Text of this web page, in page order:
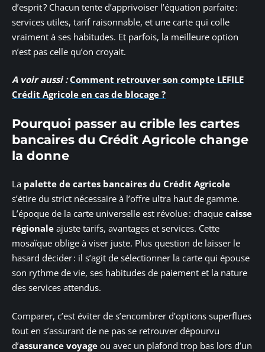
d’esprit ? Chacun tente d’apprivoiser l’équation parfaite :
services utiles, tarif raisonnable, et une carte qui colle
vraiment à ses habitudes. Et parfois, la meilleure option
n’est pas celle qu’on croyait.
A voir aussi : Comment retrouver son compte LEFILE
Crédit Agricole en cas de blocage ?
Pourquoi passer au crible les cartes
bancaires du Crédit Agricole change
la donne
La palette de cartes bancaires du Crédit Agricole
s’étire du strict nécessaire à l’offre ultra haut de gamme.
L’époque de la carte universelle est révolue : chaque caisse
régionale ajuste tarifs, avantages et services. Cette
mosaïque oblige à viser juste. Plus question de laisser le
hasard décider : il s’agit de sélectionner la carte qui épouse
son rythme de vie, ses habitudes de paiement et la nature
des services attendus.
Comparer, c’est éviter de s’encombrer d’options superflues
tout en s’assurant de ne pas se retrouver dépourvu
d’assurance voyage ou avec un plafond trop bas lors d’un